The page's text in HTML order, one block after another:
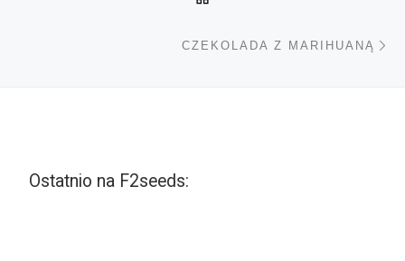
CZEKOLADA Z MARIHUANĄ
Ostatnio na F2seeds: